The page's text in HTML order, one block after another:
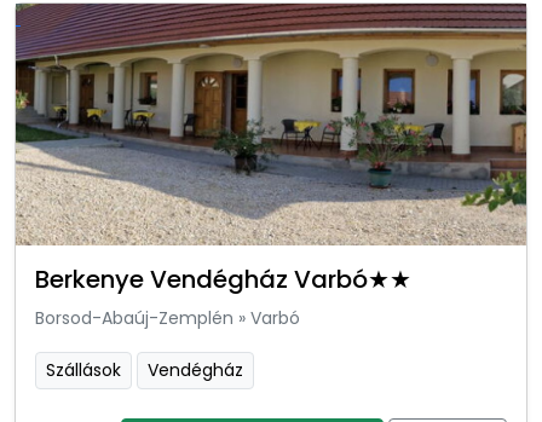
Berkenye Vendégház Varbó★★
Borsod-Abaúj-Zemplén » Varbó
Szállások Vendégház